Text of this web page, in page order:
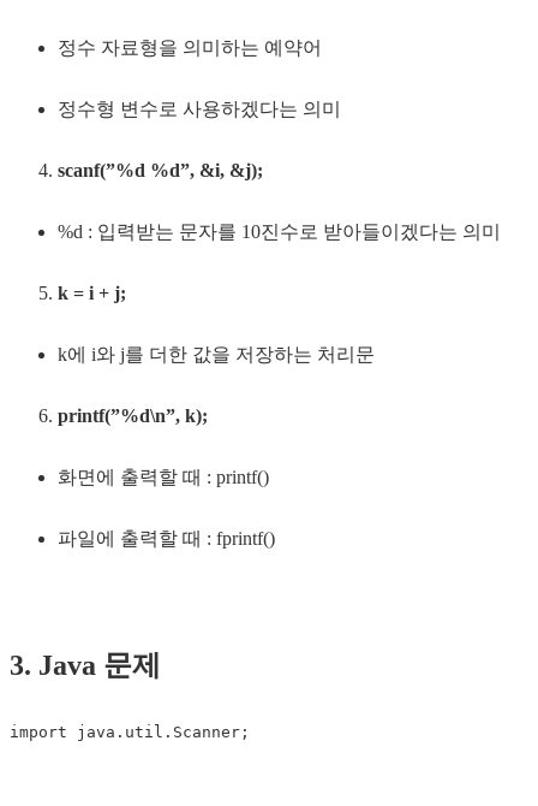
정수 자료형을 의미하는 예약어
정수형 변수로 사용하겠다는 의미
scanf(”%d %d”, &i, &j);
%d : 입력받는 문자를 10진수로 받아들이겠다는 의미
k = i + j;
k에 i와 j를 더한 값을 저장하는 처리문
printf(”%d\n”, k);
화면에 출력할 때 : printf()
파일에 출력할 때 : fprintf()
3. Java 문제
import java . util . Scanner ;